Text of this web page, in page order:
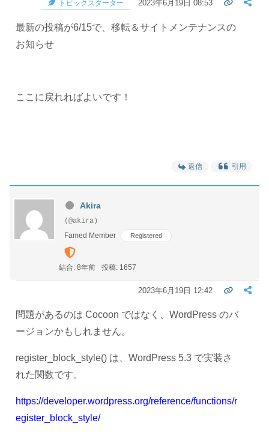
トピックスターター 2023年6月19日 08:53
最新の投稿が6/15で、移転＆サイトメンテナンスの
お知らせ
ここに戻れればよいです！
返信 引用
Akira
(@akira)
Famed Member
Registered
結合: 8年前 投稿: 1657
2023年6月19日 12:42
問題があるのは Cocoon ではなく、WordPress のバ
ージョンかもしれません。
register_block_style() は、WordPress 5.3 で実装さ
れた関数です。
https://developer.wordpress.org/reference/functions/r
egister_block_style/